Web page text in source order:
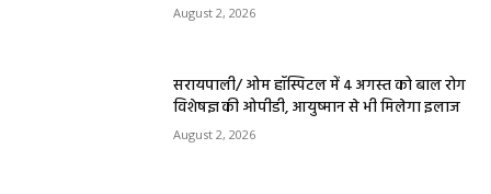
August 2, 2026
सरायपाली/ ओम हॉस्पिटल में 4 अगस्त को बाल रोग
विशेषज्ञ की ओपीडी, आयुष्मान से भी मिलेगा इलाज
August 2, 2026